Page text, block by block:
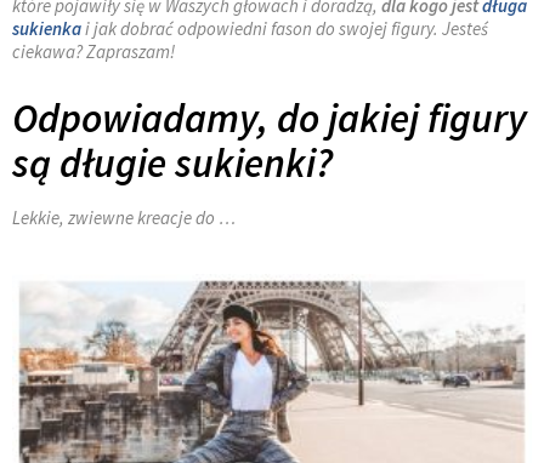
które pojawiły się w Waszych głowach i doradzą, dla kogo jestdługa
sukienkai jak dobrać odpowiedni fason do swojej figury. Jesteś
ciekawa? Zapraszam!
Odpowiadamy, do jakiej figury
są długie sukienki?
Lekkie, zwiewne kreacje do …